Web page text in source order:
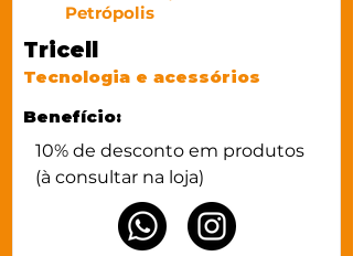
Petrópolis
Tricell
Tecnologia e acessórios
Benefício:
10% de desconto em produtos
(à consultar na loja)